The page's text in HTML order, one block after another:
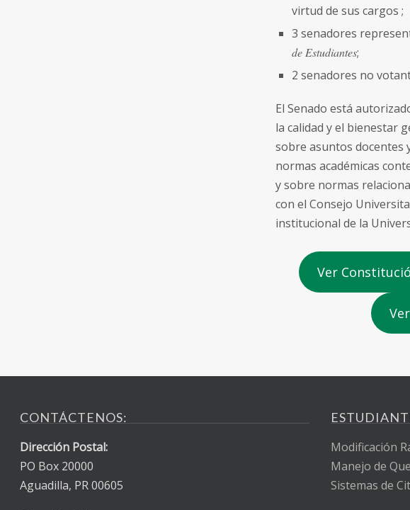
virtud de sus cargos ;
3 senadores
de Estudiantes;
2 senadores no
El Senado está
la calidad y el bienestar
sobre asuntos docentes
normas académicas
y sobre normas
con el Consejo
institucional de la
Ver
CONTÁCTENOS:
Dirección Postal:
PO Box 20000
Aguadilla, PR 00605
Modificación
Manejo de
Sistemas de